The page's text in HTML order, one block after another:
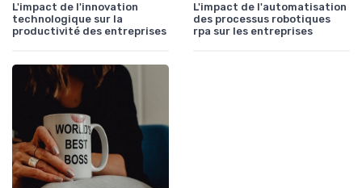
L'impact de l'innovation
technologique sur la
productivité des entreprises
L'impact de l'automatisation
des processus robotiques
rpa sur les entreprises